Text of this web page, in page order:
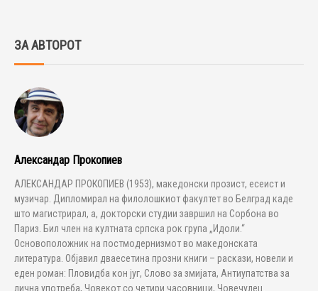
ЗА АВТОРОТ
Александар Прокопиев
АЛЕКСАНДАР ПРОКОПИЕВ (1953), македонски прозист, есеист и
музичар. Дипломирал на филолошкиот факултет во Белград каде
што магистрирал, а, докторски студии завршил на Сорбона во
Париз. Бил член на култната српска рок група „Идоли.“
Основоположник на постмодернизмот во македонската
литература. Објавил дваесетина прозни книги – раскази, новели и
еден роман: Пловидба кон југ, Слово за змијата, Антиупатства за
лична употреба, Човекот со четири часовници, Човечулец.